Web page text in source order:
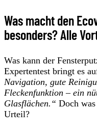
Was macht den
besonders? Alle
Was kann der
Expertentest bringt es
Navigation, gute
Fleckenfunktion – ein
Glasflächen.“ Doch
Urteil?